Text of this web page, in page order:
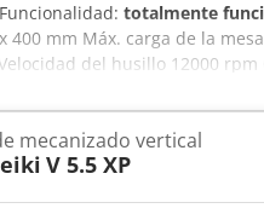
totalmente
400 mm Máx. carga de la
del husillo 12000 rpm
22 kW Cargador de 22 vías
- Sistema de refrigeración -
mecanizado vertical
V 5.5 XP